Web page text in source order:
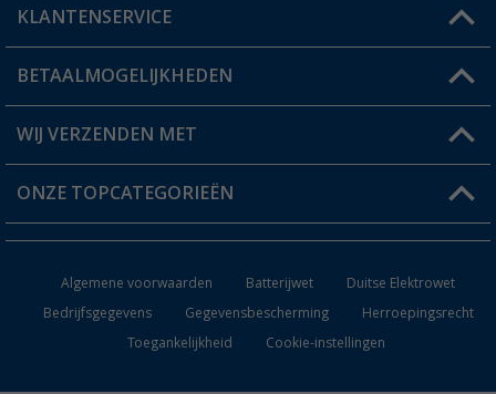
Mijn account
Status bestelling
Verlanglijstje
KLANTENSERVICE
FAQ & Contact
Verzendinformatie
Catalogus
BETAALMOGELIJKHEDEN
WIJ VERZENDEN MET
ONZE TOPCATEGORIEËN
Keukenaccessoires
Campingmeubilair
Algemene voorwaarden Batterijwet
Duitse Elektrowet
Bedrijfsgegevens
Gegevensbescherming
Herroepingsrecht
Toegankelijkheid
Cookie-instellingen